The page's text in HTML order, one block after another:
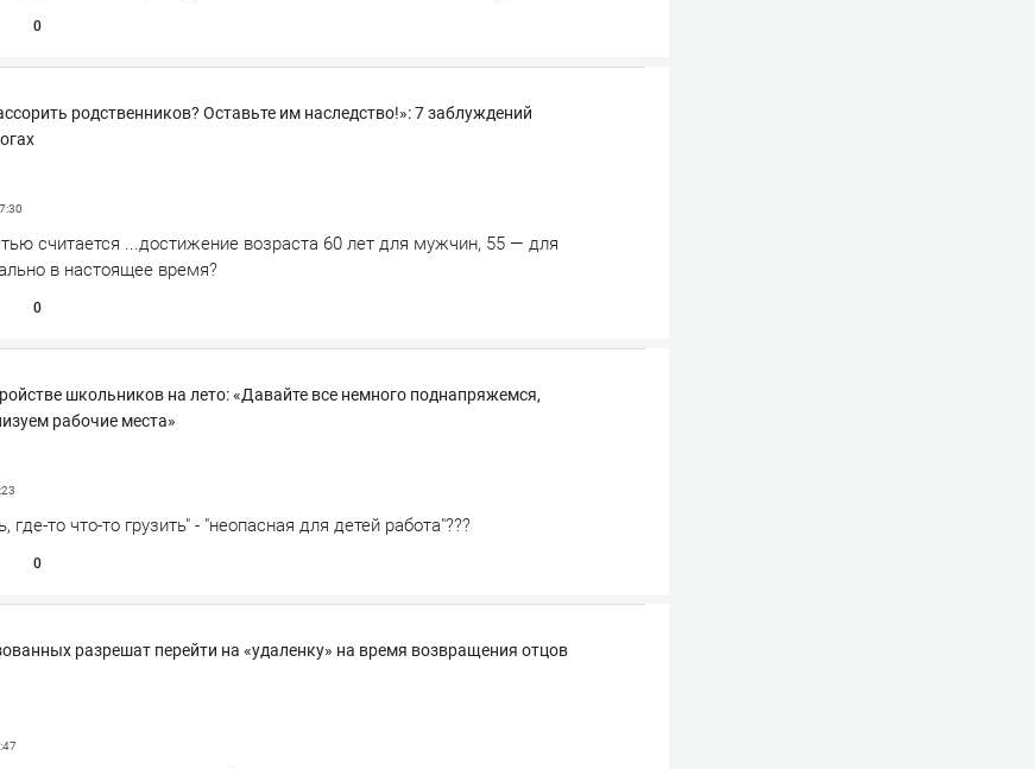
0
родственников? Оставьте им наследство!»: 7 заблуждений
считается ...достижение возраста 60 лет для мужчин, 55 — для
в настоящее время?
0
школьников на лето: «Давайте все немного поднапряжемся,
рабочие места»
где-то что-то грузить" - "неопасная для детей работа"???
0
разрешат перейти на «удаленку» на время возвращения отцов